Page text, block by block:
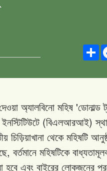
অ্যালবিনো মহিষ 'ডোনাল্ড
ইনস্টিটিউটে (বিএলআরআই)
চিড়িয়াখানা থেকে মহিষটি
, বর্তমানে মহিষটিকে
হবে এবং বাইরের লোকজনের